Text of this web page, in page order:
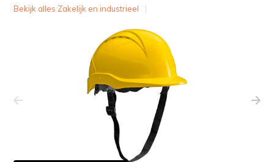
Bekijk alles Zakelijk en industrieel